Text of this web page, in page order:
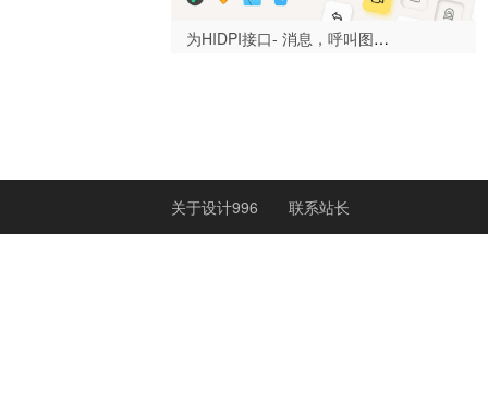
为HIDPI接口- 消息，呼叫图标集-设计996
关于设计996 联系站长